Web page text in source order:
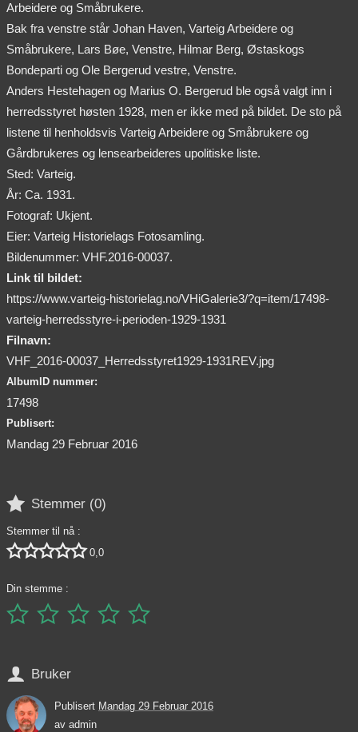
Arbeidere og Småbrukere.
Bak fra venstre står Johan Haven, Varteig Arbeidere og
Småbrukere, Lars Bøe, Venstre, Hilmar Berg, Østaskogs
Bondeparti og Ole Bergerud vestre, Venstre.
Anders Hestehagen og Marius O. Bergerud ble også valgt inn i
herredsstyret høsten 1928, men er ikke med på bildet. De sto på
listene til henholdsvis Varteig Arbeidere og Småbrukere og
Gårdbrukeres og lensearbeideres upolitiske liste.
Sted: Varteig.
År: Ca. 1931.
Fotograf: Ukjent.
Eier: Varteig Historielags Fotosamling.
Bildenummer: VHF.2016-00037.
Link til bildet:
https://www.varteig-historielag.no/VHiGalerie3/?q=item/17498-
varteig-herredsstyre-i-perioden-1929-1931
Filnavn:
VHF_2016-00037_Herredsstyret1929-1931REV.jpg
AlbumID nummer:
17498
Publisert:
Mandag 29 Februar 2016
 Stemmer (0)
Stemmer til nå :
 0,0
Din stemme :
    
 Bruker
Publisert Mandag 29 Februar 2016
av admin